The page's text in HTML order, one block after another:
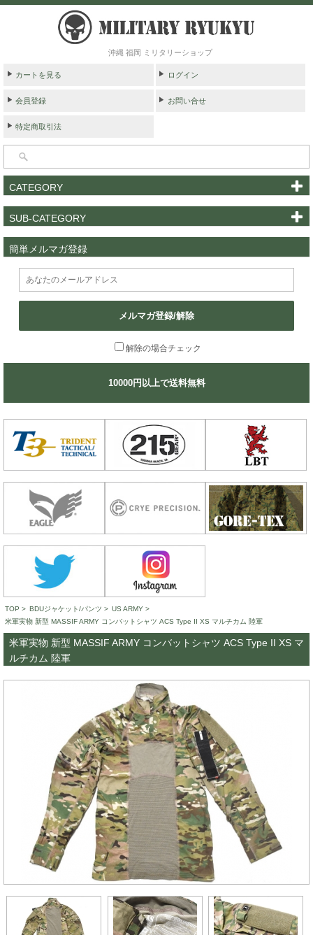
沖縄 福岡 ミリタリーショップ
カートを見る ログイン
会員登録 お問い合せ
特定商取引法
CATEGORY
SUB-CATEGORY
簡単メルマガ登録
メルマガ登録/解除
解除の場合チェック
10000円以上で送料無料
TOP > BDUジャケット/パンツ > US ARMY >
米軍実物 新型 MASSIF ARMY コンバットシャツ ACS Type II XS マルチカム 陸軍
米軍実物 新型 MASSIF ARMY コンバットシャツ ACS Type II XS マ
ルチカム 陸軍